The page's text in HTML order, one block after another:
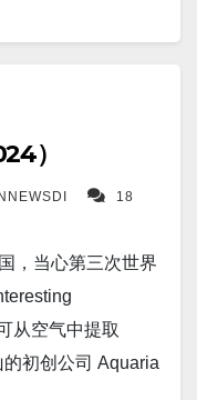
周四表示，在北京
尼拉前往有争议
10。据北京
价今年和明年的
持政策难以帮助
据Electric 报道，
欧洲。沃尔沃
于领先地位，上个
心制裁，以至于
体实施了新的限
的货物预付款，
性电动汽车电池技
改变电动汽车市
社报道，菲律宾总
菲律宾和越南将于
对中国在南海行
9。据自
道，摩根大通表
”，因此将大幅降
报道，乌克兰
为“蛙脚”，在顿涅
军队开火时被击
报道，英国支
弹，但不会公开支
）
18
，当心第三次世界
从空气中提取
初创公司 Aquaria